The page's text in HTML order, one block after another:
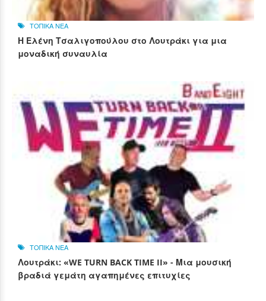
ΤΟΠΙΚΑ ΝΕΑ
Η Ελένη Τσαλιγοπούλου στο Λουτράκι για μια
μοναδική συναυλία
ΤΟΠΙΚΑ ΝΕΑ
Λουτράκι: «WE TURN BACK TIME II» - Μια μουσική
βραδιά γεμάτη αγαπημένες επιτυχίες